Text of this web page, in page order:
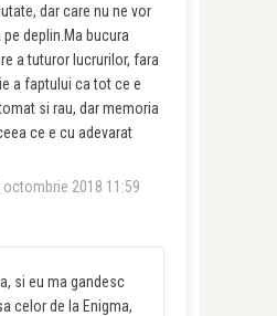
dar care nu ne vor
deplin.Ma bucura
a tuturor lucrurilor, fara
a faptului ca tot ce e
si rau, dar memoria
ce e cu adevarat
octombrie 2018 11:59
si eu ma gandesc
celor de la Enigma,